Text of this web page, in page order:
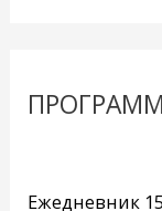
Ежедневник